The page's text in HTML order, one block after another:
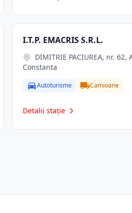
I.T.P. EMACRIS S.R.L.
Constanta
Autoturisme Camioane
Detalii stație